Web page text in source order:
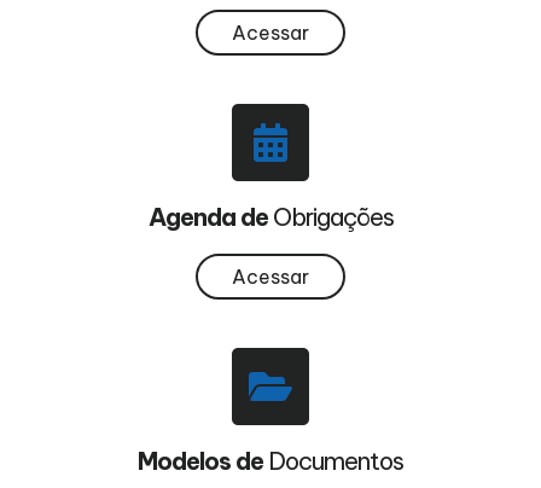
Acessar
Agenda de Obrigações
Acessar
Modelos de Documentos